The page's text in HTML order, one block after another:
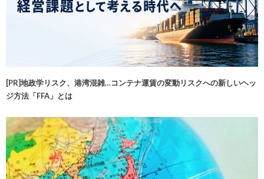
[PR]地政学リスク、港湾混雑…コンテナ運賃の変動リスクへの新しいヘッ
ジ方法「FFA」とは